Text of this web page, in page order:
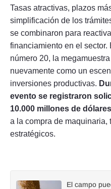
Tasas atractivas, plazos
simplificación de los
se combinaron para
financiamiento en el
número 20, la
nuevamente como un
inversiones productivas.
evento se registraron
10.000 millones de dólares
a la compra de maquinaria,
estratégicos.
El campo